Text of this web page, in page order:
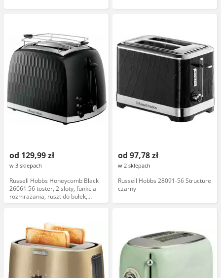
od 129,99 zł
w 3 sklepach
Russell Hobbs Honeycomb Black
26061 56 toster, 2 sloty, funkcja
rozmrażania, ruszt do bułek,
czarny
od 97,78 zł
w 2 sklepach
Russell Hobbs 28091-56 Structure
czarny